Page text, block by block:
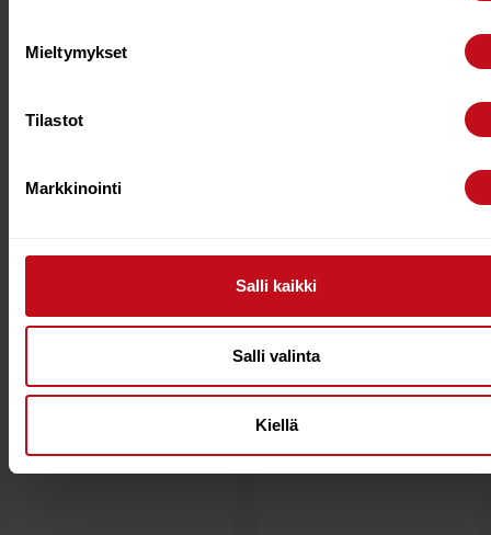
Mieltymykset
Tilastot
Markkinointi
Salli kaikki
Salli valinta
Kiellä
€719.00